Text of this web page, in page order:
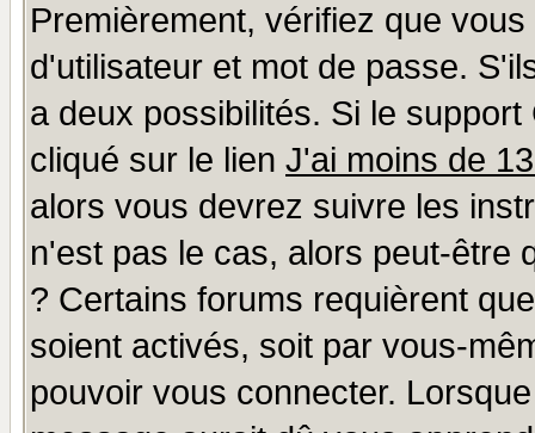
Premièrement, vérifiez que
d'utilisateur et mot de passe.
a deux possibilités. Si le
cliqué sur le lien J'ai moins de
alors vous devrez suivre les
n'est pas le cas, alors peut-être
? Certains forums requièrent
soient activés, soit par vous-
pouvoir vous connecter.